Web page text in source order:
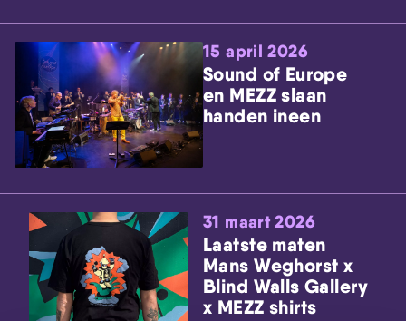
15 april 2026
Sound of Europe
en MEZZ slaan
handen ineen
31 maart 2026
Laatste maten
Mans Weghorst x
Blind Walls Gallery
x MEZZ shirts